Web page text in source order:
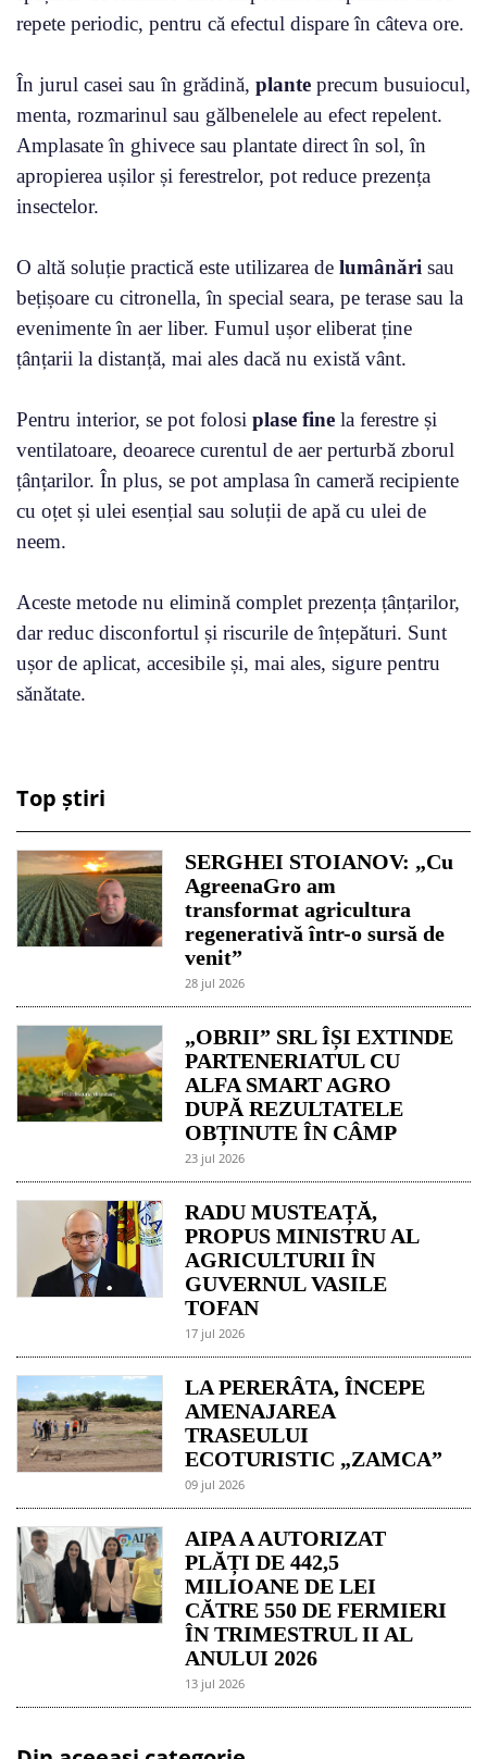
repete periodic, pentru că efectul dispare în câteva ore.
În jurul casei sau în grădină, plante precum busuiocul,
menta, rozmarinul sau gălbenelele au efect repelent.
Amplasate în ghivece sau plantate direct în sol, în
apropierea ușilor și ferestrelor, pot reduce prezența
insectelor.
O altă soluție practică este utilizarea de lumânări sau
bețișoare cu citronella, în special seara, pe terase sau la
evenimente în aer liber. Fumul ușor eliberat ține
țânțarii la distanță, mai ales dacă nu există vânt.
Pentru interior, se pot folosi plase fine la ferestre și
ventilatoare, deoarece curentul de aer perturbă zborul
țânțarilor. În plus, se pot amplasa în cameră recipiente
cu oțet și ulei esențial sau soluții de apă cu ulei de
neem.
Aceste metode nu elimină complet prezența țânțarilor,
dar reduc disconfortul și riscurile de înțepături. Sunt
ușor de aplicat, accesibile și, mai ales, sigure pentru
sănătate.
Top știri
SERGHEI STOIANOV: „Cu
AgreenaGro am
transformat agricultura
regenerativă într-o sursă de
venit”
28 jul 2026
„OBRII” SRL ÎȘI EXTINDE
PARTENERIATUL CU
ALFA SMART AGRO
DUPĂ REZULTATELE
OBȚINUTE ÎN CÂMP
23 jul 2026
RADU MUSTEAȚĂ,
PROPUS MINISTRU AL
AGRICULTURII ÎN
GUVERNUL VASILE
TOFAN
17 jul 2026
LA PERERÂTA, ÎNCEPE
AMENAJAREA
TRASEULUI
ECOTURISTIC „ZAMCA”
09 jul 2026
AIPA A AUTORIZAT
PLĂȚI DE 442,5
MILIOANE DE LEI
CĂTRE 550 DE FERMIERI
ÎN TRIMESTRUL II AL
ANULUI 2026
13 jul 2026